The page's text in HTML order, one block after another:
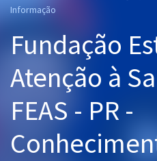
Assinatura Ilimitada
Graduação
OAB
Mentorias
Informação
Fundação
Atenção à
FEAS - PR -